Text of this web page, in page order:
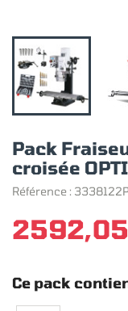
Pack
croisée
Référence :
Ce pack